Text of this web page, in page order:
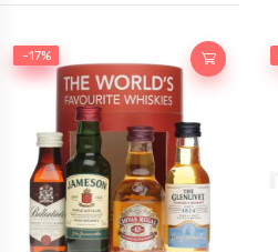
-17%
-17%